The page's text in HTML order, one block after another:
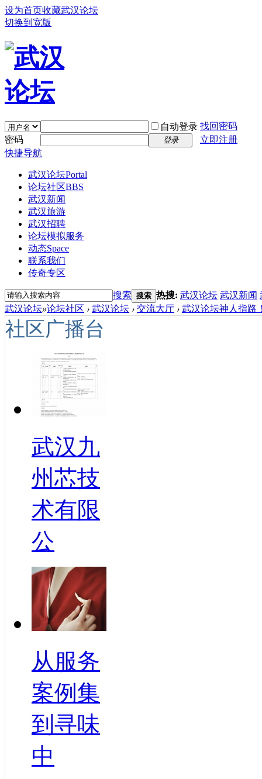
设为首页收藏武汉论坛
切换到宽版
自动登录 找回密码
密码
登录
立即注册
快捷导航
武汉论坛Portal
论坛社区BBS
武汉新闻
武汉旅游
武汉招聘
论坛模拟服务
动态Space
联系我们
传奇专区
搜索 搜索 热搜: 武汉论坛 武汉新闻
武汉论坛»论坛社区 › 武汉论坛 › 交流大厅 › 武汉论坛神人指路
社区广播台
武汉九
州芯技
术有限
公
从服务
案例集
到寻味
中